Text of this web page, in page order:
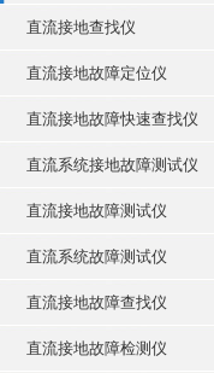
直流接地查找仪
直流接地故障定位仪
直流接地故障快速查找仪
直流系统接地故障测试仪
直流接地故障测试仪
直流系统故障测试仪
直流接地故障查找仪
直流接地故障检测仪